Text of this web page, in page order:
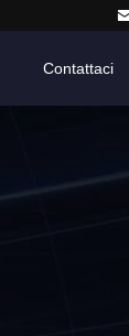
Contattaci